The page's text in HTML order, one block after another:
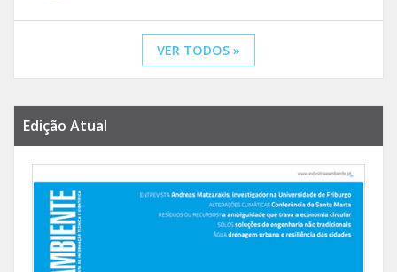
VER TODOS »
Edição Atual